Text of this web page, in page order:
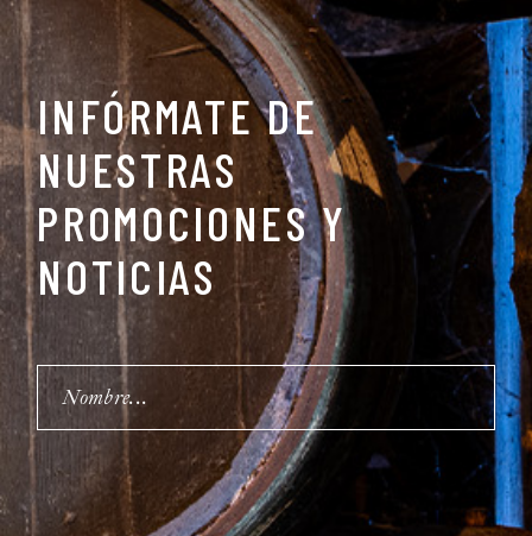
INFÓRMATE DE
NUESTRAS
PROMOCIONES Y
NOTICIAS